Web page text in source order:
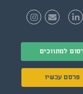
למתווכים
פרסם עכשיו